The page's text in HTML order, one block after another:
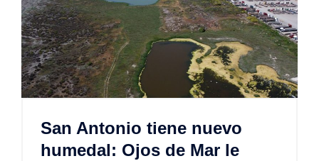
San Antonio tiene nuevo
humedal: Ojos de Mar le